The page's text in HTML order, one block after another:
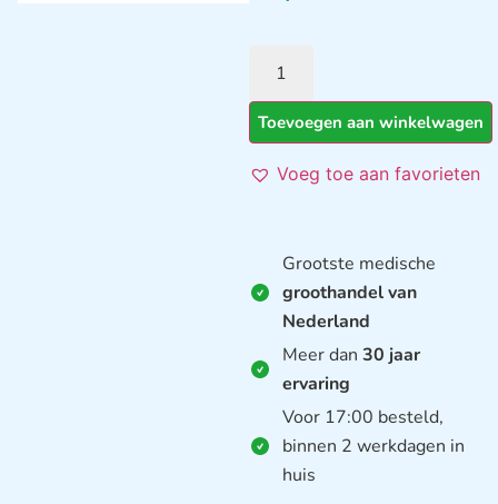
Toevoegen aan winkelwagen
Voeg toe aan favorieten
Grootste medische
groothandel van
Nederland
Meer dan 30 jaar
ervaring
Voor 17:00 besteld,
binnen 2 werkdagen in
huis